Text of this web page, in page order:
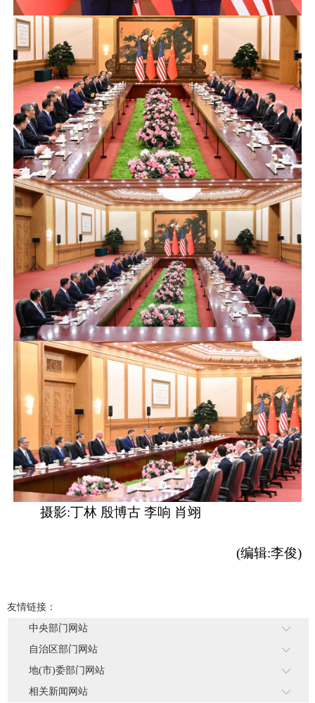
摄影:丁林 殷博古 李响 肖翊
(编辑:李俊)
友情链接：
中央部门网站
自治区部门网站
地(市)委部门网站
相关新闻网站